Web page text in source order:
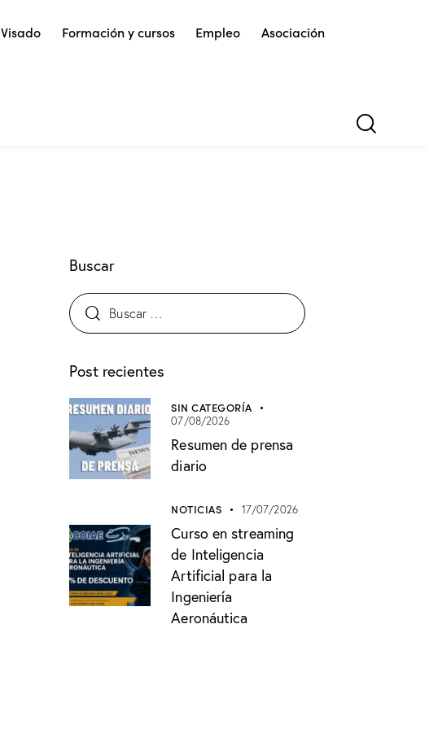
Visado Formación y cursos Empleo Asociación
Buscar
Post recientes
SIN CATEGORÍA
07/08/2026
Resumen de prensa
diario
NOTICIAS 17/07/2026
Curso en streaming
de Inteligencia
Artificial para la
Ingeniería
Aeronáutica